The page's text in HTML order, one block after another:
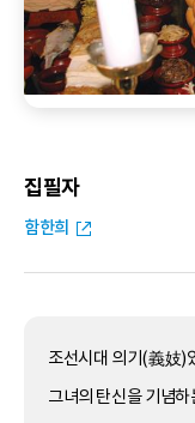
집필자
함한희
조선시대 의기(義妓)
그녀의 탄신을 기념